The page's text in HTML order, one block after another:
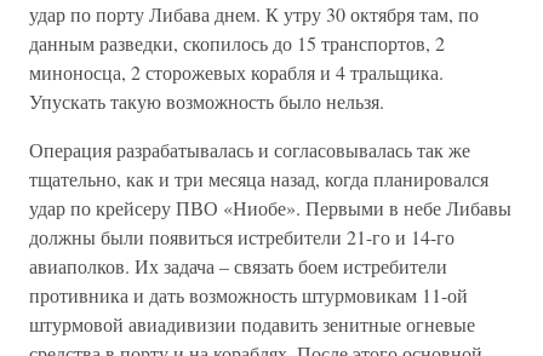
удар по порту Либава днем. К утру 30 октября там, по
данным разведки, скопилось до 15 транспортов, 2
миноносца, 2 сторожевых корабля и 4 тральщика.
Упускать такую возможность было нельзя.
Операция разрабатывалась и согласовывалась так же
тщательно, как и три месяца назад, когда планировался
удар по крейсеру ПВО «Ниобе». Первыми в небе Либавы
должны были появиться истребители 21-го и 14-го
авиаполков. Их задача – связать боем истребители
противника и дать возможность штурмовикам 11-ой
штурмовой авиадивизии подавить зенитные огневые